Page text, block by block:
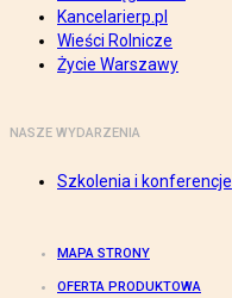
Kancelarierp.pl
Wieści Rolnicze
Życie Warszawy
NASZE WYDARZENIA
Szkolenia i konferencje
MAPA STRONY
OFERTA PRODUKTOWA